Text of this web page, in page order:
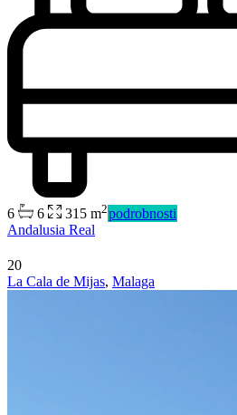
6 6 315 m2podrobnosti
Andalusia Real
20
La Cala de Mijas, Malaga